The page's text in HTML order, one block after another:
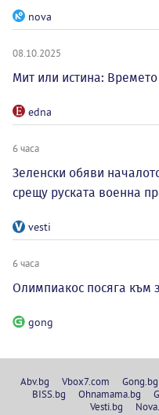
nova
08.10.2025
Мит или истина:
edna
6 часа
Зеленски обяви
срещу руската военна
vesti
6 часа
Олимпиакос посяга към
gong
Abv.bg Vbox7.com Gong.bg
BISS.bg
Ohnamama.bg
Vesti.bg